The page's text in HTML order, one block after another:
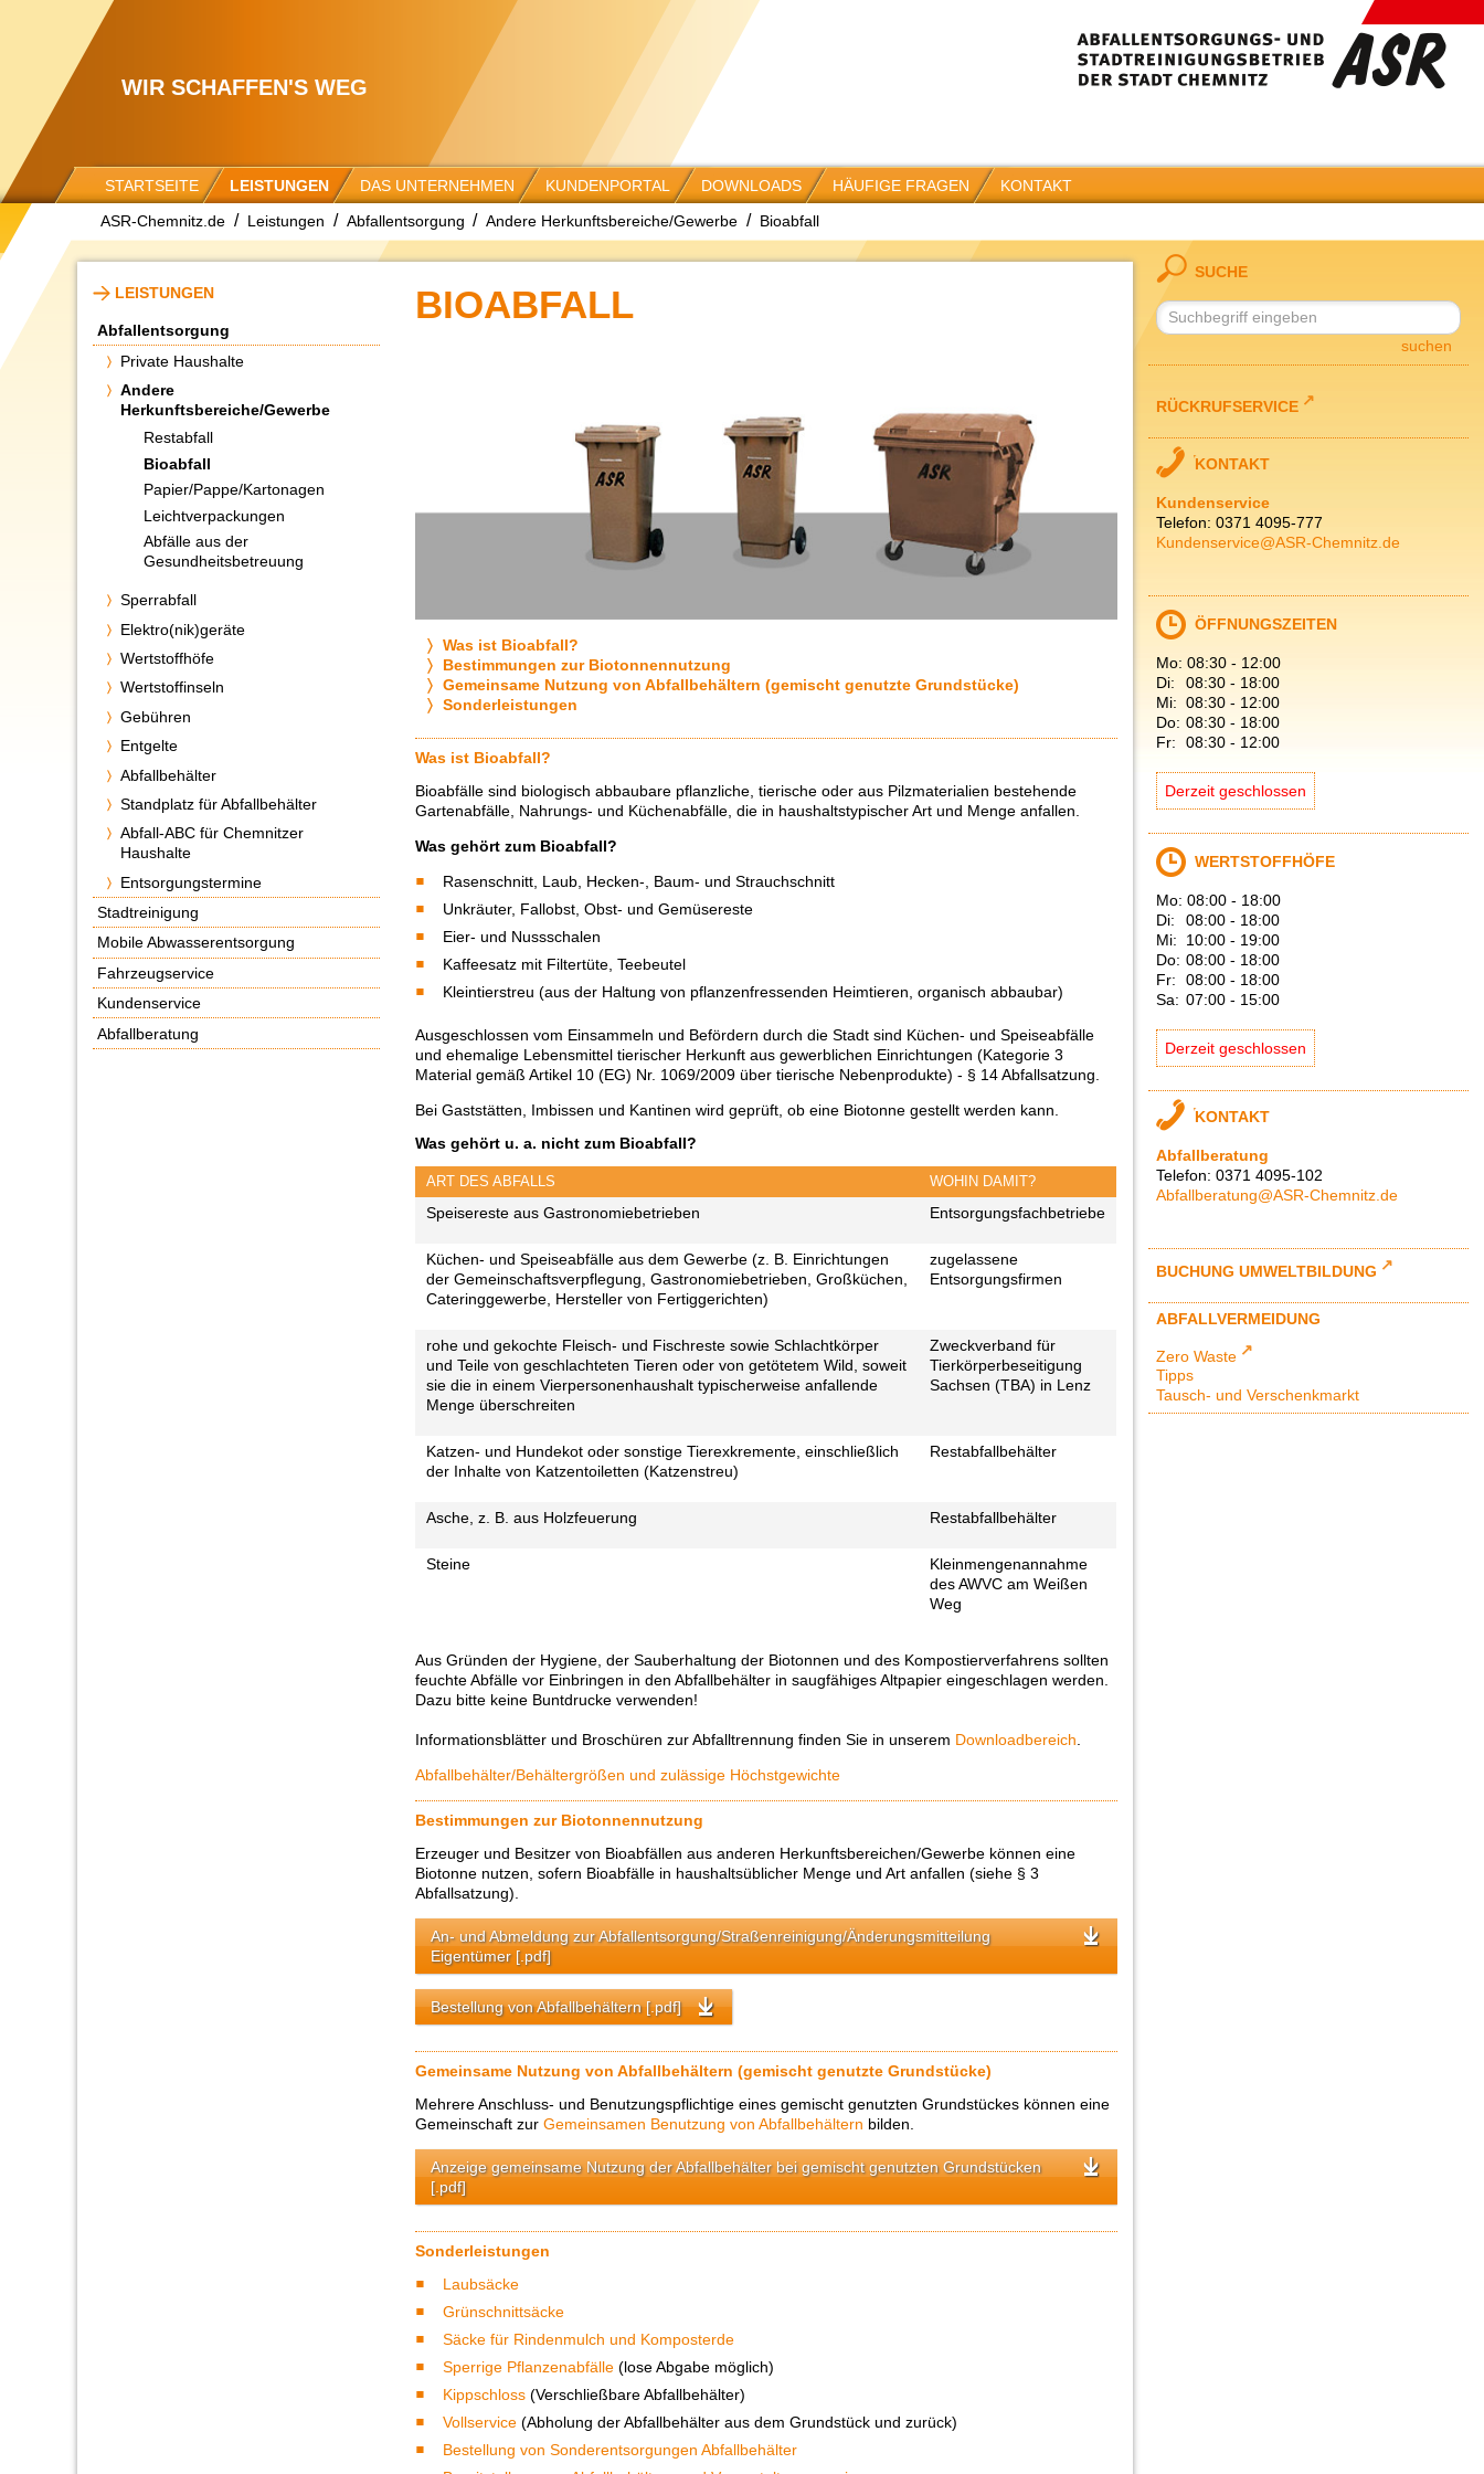
WIR SCHAFFEN'S WEG
STARTSEITE LEISTUNGEN DAS UNTERNEHMEN KUNDENPORTAL DOWNLOADS HÄUFIGE FRAGEN
KONTAKT
ASR-Chemnitz.de
Leistungen Abfallentsorgung Andere Herkunftsbereiche/Gewerbe Bioabfall
LEISTUNGEN
Abfallentsorgung
Private Haushalte
Andere
Herkunftsbereiche/Gewerbe
Restabfall
Bioabfall
Papier/Pappe/Kartonagen
Leichtverpackungen
Abfälle aus der
Gesundheitsbetreuung
Sperrabfall
Elektro(nik)geräte
Wertstoffhöfe
Wertstoffinseln
Gebühren
Entgelte
Abfallbehälter
Standplatz für Abfallbehälter
Abfall-ABC für Chemnitzer
Haushalte
Entsorgungstermine
Stadtreinigung
Mobile Abwasserentsorgung
Fahrzeugservice
Kundenservice
Abfallberatung
BIOABFALL
Was ist Bioabfall?
Bestimmungen zur Biotonnennutzung
Gemeinsame Nutzung von Abfallbehältern (gemischt genutzte Grundstücke)
Sonderleistungen
Was ist Bioabfall?
Bioabfälle sind biologisch abbaubare pflanzliche, tierische oder aus Pilzmaterialien bestehende
Gartenabfälle, Nahrungs- und Küchenabfälle, die in haushaltstypischer Art und Menge anfallen.
Was gehört zum Bioabfall?
Rasenschnitt, Laub, Hecken-, Baum- und Strauchschnitt
Unkräuter, Fallobst, Obst- und Gemüsereste
Eier- und Nussschalen
Kaffeesatz mit Filtertüte, Teebeutel
Kleintierstreu (aus der Haltung von pflanzenfressenden Heimtieren, organisch abbaubar)
Ausgeschlossen vom Einsammeln und Befördern durch die Stadt sind Küchen- und Speiseabfälle
und ehemalige Lebensmittel tierischer Herkunft aus gewerblichen Einrichtungen (Kategorie 3
Material gemäß Artikel 10 (EG) Nr. 1069/2009 über tierische Nebenprodukte) - § 14 Abfallsatzung.
Bei Gaststätten, Imbissen und Kantinen wird geprüft, ob eine Biotonne gestellt werden kann.
Was gehört u. a. nicht zum Bioabfall?
ART DES ABFALLS WOHIN DAMIT?
Speisereste aus Gastronomiebetrieben Entsorgungsfachbetriebe
Küchen- und Speiseabfälle aus dem Gewerbe (z. B. Einrichtungen
der Gemeinschaftsverpflegung, Gastronomiebetrieben, Großküchen,
Cateringgewerbe, Hersteller von Fertiggerichten)
zugelassene
Entsorgungsfirmen
rohe und gekochte Fleisch- und Fischreste sowie Schlachtkörper
und Teile von geschlachteten Tieren oder von getötetem Wild, soweit
sie die in einem Vierpersonenhaushalt typischerweise anfallende
Menge überschreiten
Zweckverband für
Tierkörperbeseitigung
Sachsen (TBA) in Lenz
Katzen- und Hundekot oder sonstige Tierexkremente, einschließlich
der Inhalte von Katzentoiletten (Katzenstreu)
Restabfallbehälter
Asche, z. B. aus Holzfeuerung Restabfallbehälter
Steine
Kleinmengenannahme
des AWVC am Weißen
Weg
Aus Gründen der Hygiene, der Sauberhaltung der Biotonnen und des Kompostierverfahrens sollten
feuchte Abfälle vor Einbringen in den Abfallbehälter in saugfähiges Altpapier eingeschlagen werden.
Dazu bitte keine Buntdrucke verwenden!
Informationsblätter und Broschüren zur Abfalltrennung finden Sie in unserem Downloadbereich
Abfallbehälter/Behältergrößen und zulässige Höchstgewichte
Bestimmungen zur Biotonnennutzung
Erzeuger und Besitzer von Bioabfällen aus anderen Herkunftsbereichen/Gewerbe können eine
Biotonne nutzen, sofern Bioabfälle in haushaltsüblicher Menge und Art anfallen (siehe § 3
Abfallsatzung).
An- und Abmeldung zur Abfallentsorgung/Straßenreinigung/Änderungsmitteilung
Eigentümer [.pdf]
Bestellung von Abfallbehältern [.pdf]
Gemeinsame Nutzung von Abfallbehältern (gemischt genutzte Grundstücke)
Mehrere Anschluss- und Benutzungspflichtige eines gemischt genutzten Grundstückes können eine
Gemeinschaft zurGemeinsamen Benutzung von Abfallbehältern bilden.
Anzeige gemeinsame Nutzung der Abfallbehälter bei gemischt genutzten Grundstücken
[.pdf]
Sonderleistungen
Laubsäcke
Grünschnittsäcke
Säcke für Rindenmulch und Komposterde
Sperrige Pflanzenabfälle(lose Abgabe möglich)
Kippschloss(Verschließbare Abfallbehälter)
Vollservice(Abholung der Abfallbehälter aus dem Grundstück und zurück)
Bestellung von Sonderentsorgungen Abfallbehälter
SUCHE
suchen
RÜCKRUFSERVICE
KONTAKT
Kundenservice
Telefon: 0371 4095-777
Kundenservice@ASR-Chemnitz.de
ÖFFNUNGSZEITEN
Mo: 08:30 - 12:00
Di:
08:30 - 18:00
Mi: 08:30 - 12:00
Do: 08:30 - 18:00
Fr:
08:30 - 12:00
Derzeit geschlossen
WERTSTOFFHÖFE
Mo: 08:00 - 18:00
Di:
08:00 - 18:00
Mi:
10:00 - 19:00
Do: 08:00 - 18:00
Fr:
08:00 - 18:00
Sa: 07:00 - 15:00
Derzeit geschlossen
KONTAKT
Abfallberatung
Telefon: 0371 4095-102
Abfallberatung@ASR-Chemnitz.de
BUCHUNG UMWELTBILDUNG
ABFALLVERMEIDUNG
Zero Waste
Tipps
Tausch- und Verschenkmarkt